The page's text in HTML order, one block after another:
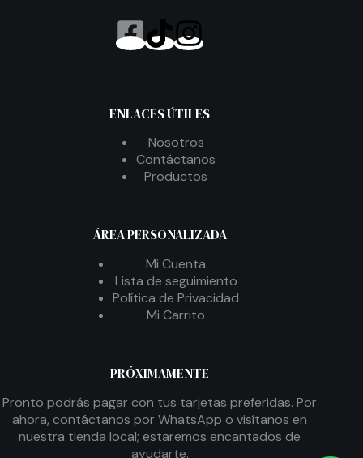
ENLACES ÚTILES
Nosotros
Contáctanos
Productos
ÁREA PERSONALIZADA
Mi Cuenta
Lista de seguimiento
Política de Privacidad
Mi Carrito
PRÓXIMAMENTE
Pronto podrás pagar con tus tarjetas preferidas. Por
ahora, contáctanos por WhatsApp o visítanos en
nuestra tienda local; estaremos encantados de
ayudarte.